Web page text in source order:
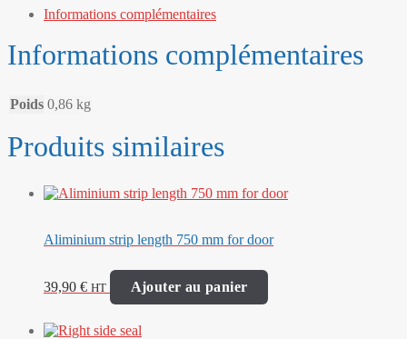
Informations complémentaires
Informations complémentaires
Poids 0,86 kg
Produits similaires
Aliminium strip length 750 mm for door
39,90 € HT Ajouter au panier